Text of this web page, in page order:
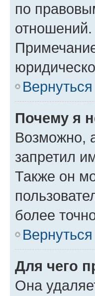
по
отношений.
Почему я
Возможно,
запретил
Также он
более
Для чего
Она